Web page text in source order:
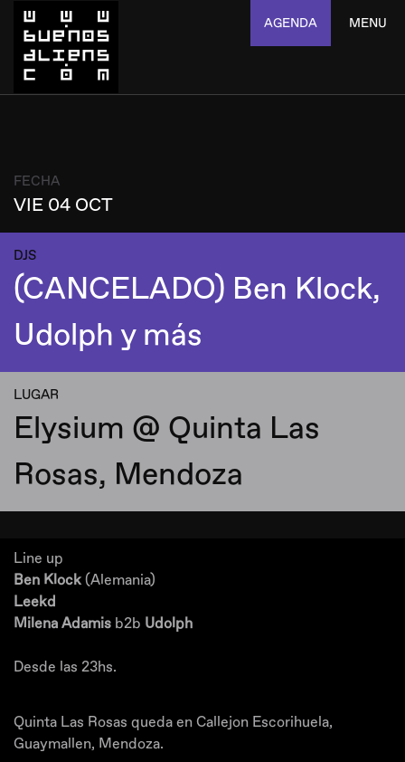
AGENDA MENU
FECHA
VIE 04 OCT
DJS
(CANCELADO) Ben Klock,
Udolph y más
LUGAR
Elysium @ Quinta Las
Rosas, Mendoza
Line up
Ben Klock (Alemania)
Leekd
Milena Adamis b2b Udolph
Desde las 23hs.
Quinta Las Rosas queda en Callejon Escorihuela,
Guaymallen, Mendoza.